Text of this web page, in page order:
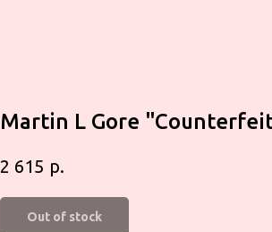
Martin L Gore
2 615 р.
Out of stock